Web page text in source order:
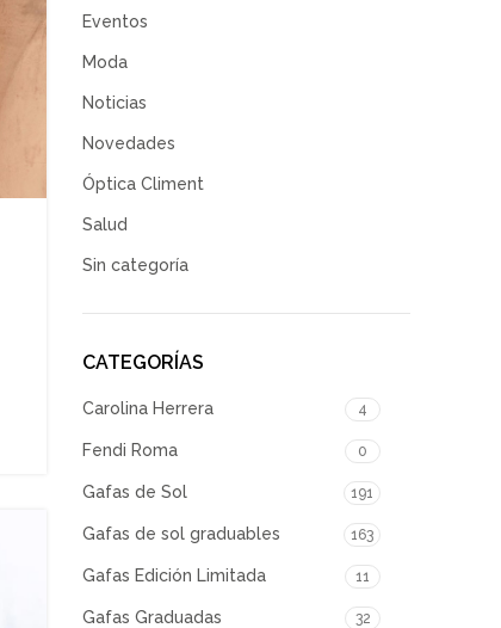
Eventos
Moda
Noticias
Novedades
Óptica Climent
Salud
Sin categoría
CATEGORÍAS
Carolina Herrera 4
Fendi Roma 0
Gafas de Sol 191
Gafas de sol graduables 163
Gafas Edición Limitada 11
Gafas Graduadas 32